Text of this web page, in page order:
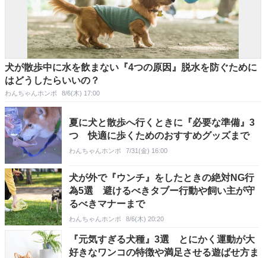
犬が散歩中に水を飲まない『4つの原因』脱水を防ぐために
はどうしたらいいの？
わんちゃんホンポ 8/6(木) 17:00
夏に犬と散歩へ行くときに『必要な準備』3
つ 快適に歩くためのおすすめグッズまで
わんちゃんホンポ 7/31(金) 16:00
犬が外で『ウンチ』をしたときの絶対NG行
為5選 避けるべきタブー行動や飼い主が守
るべきマナーまで
わんちゃんホンポ 8/6(木) 20:20
『元気すぎる犬種』3選 とにかく運動が大
好きなワンコの特徴や満足させる遊ばせ方ま